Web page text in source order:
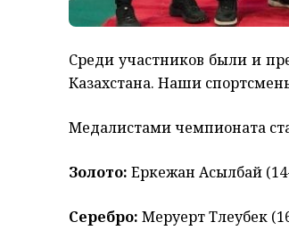
Среди участников были и
Казахстана. Наши
Медалистами чемпионата
Золото: Еркежан Асылбай
Серебро: Меруерт Тлеубек